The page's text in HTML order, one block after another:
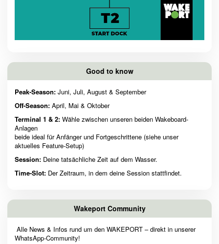
Good to know
Peak-Season: Juni, Juli, August & September
Off-Season: April, Mai & Oktober
Terminal 1 & 2: Wähle zwischen unseren beiden Wakeboard-
Anlagen
beide ideal für Anfänger und Fortgeschrittene (siehe unser
aktuelles Feature-Setup)
Session: Deine tatsächliche Zeit auf dem Wasser.
Time-Slot: Der Zeitraum, in dem deine Session stattfindet.
Wakeport Community
Alle News & Infos rund um den WAKEPORT – direkt in unserer
WhatsApp-Community!